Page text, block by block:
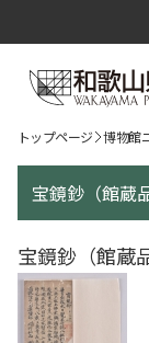
トップページ 博物館
宝鏡鈔（館蔵
宝鏡鈔（館蔵